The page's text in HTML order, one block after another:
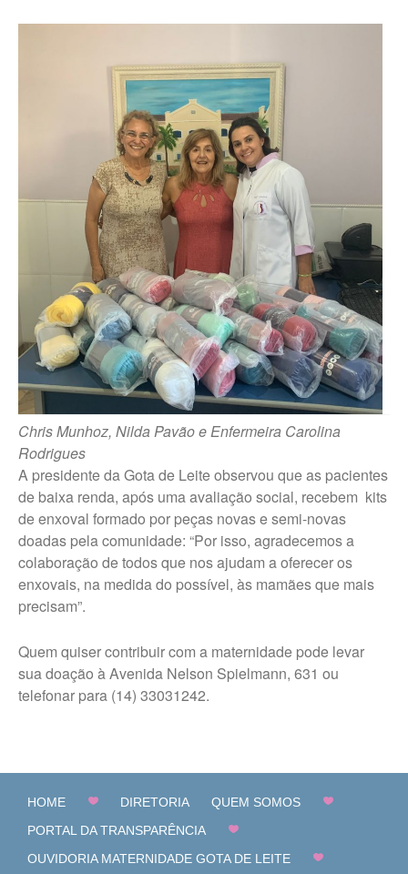
Fale Conosco – Oscar
Bressane
Chris Munhoz, Nilda Pavão e Enfermeira Carolina
Rodrigues
A presidente da Gota de Leite observou que as pacientes
de baixa renda, após uma avaliação social, recebem kits
de enxoval formado por peças novas e semi-novas
doadas pela comunidade: “Por isso, agradecemos a
colaboração de todos que nos ajudam a oferecer os
enxovais, na medida do possível, às mamães que mais
precisam”.
Quem quiser contribuir com a maternidade pode levar
sua doação à Avenida Nelson Spielmann, 631 ou
telefonar para (14) 33031242.
HOME DIRETORIA
QUEM SOMOS
PORTAL DA TRANSPARÊNCIA
OUVIDORIA MATERNIDADE GOTA DE LEITE